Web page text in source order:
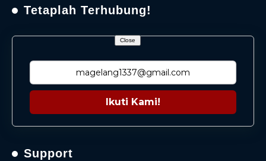
Tetaplah Terhubung!
Ikuti Kami!
Support
Close